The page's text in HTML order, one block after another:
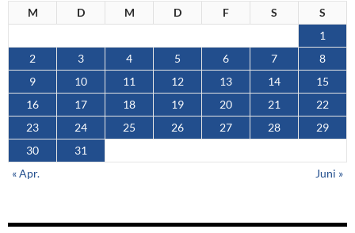
M D M D F S
S
1
2
3 4 5 6 7
8
9
10 11 12 13 14
15
16
17 18 19 20 21
22
23
24 25 26 27 28
29
30
31
« Apr.
Juni »